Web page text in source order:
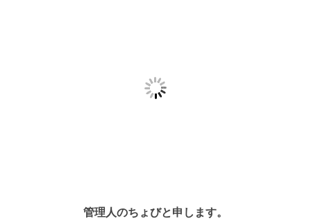
管理人のちょびと申します。